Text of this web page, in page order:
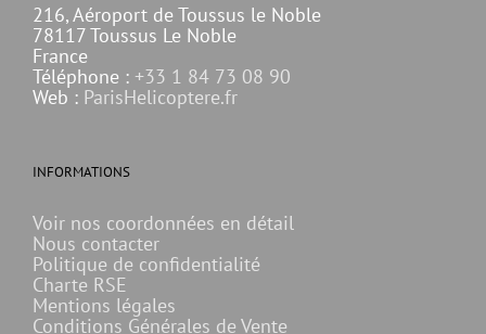
216, Aéroport de Toussus le Noble
78117 Toussus Le Noble
France
Téléphone : +33 1 84 73 08 90
Web : ParisHelicoptere.fr
INFORMATIONS
Voir nos coordonnées en détail
Nous contacter
Politique de confidentialité
Charte RSE
Mentions légales
Conditions Générales de Vente